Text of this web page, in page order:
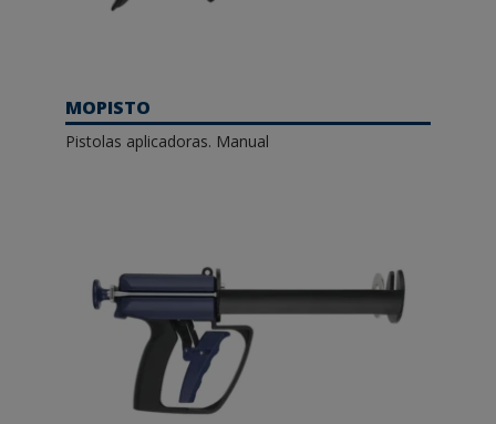
MOPISTO
Pistolas aplicadoras. Manual